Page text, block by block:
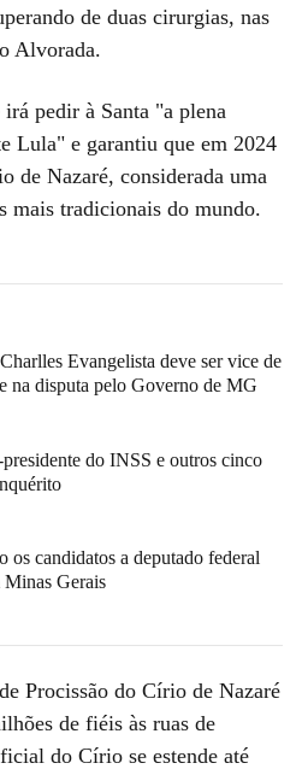
de duas cirurgias, nas
Alvorada.
pedir à Santa "a plena
Lula" e garantiu que em 2024
de Nazaré, considerada uma
mais tradicionais do mundo.
Evangelista deve ser vice de
na disputa pelo Governo de MG
do INSS e outros cinco
os candidatos a deputado federal
Gerais
Procissão do Círio de Nazaré
de fiéis às ruas de
do Círio se estende até